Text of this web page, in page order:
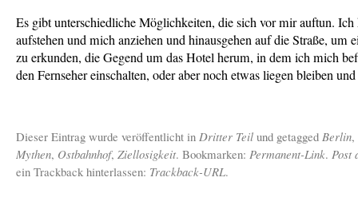
Es gibt unterschiedliche Möglichkeiten, die sich vor mir auftun.
aufstehen und mich anziehen und hinausgehen auf die Straße, um
zu erkunden, die Gegend um das Hotel herum, in dem ich mich
den Fernseher einschalten, oder aber noch etwas liegen bleiben
Dieser Eintrag wurde veröffentlicht in Dritter Teil und getagged Berlin,
Mythen, Ostbahnhof, Ziellosigkeit. Bookmarken: Permanent-Link. Post
ein Trackback hinterlassen: Trackback-URL.